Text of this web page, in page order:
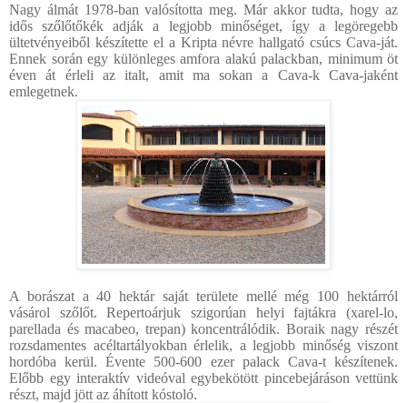
Nagy álmát 1978-ban valósította meg. Már akkor tudta, hogy az
idős szőlőtőkék adják a legjobb minőséget, így a legöregebb
ültetvényeiből készítette el a Kripta névre hallgató csúcs Cava-ját.
Ennek során egy különleges amfora alakú palackban, minimum öt
éven át érleli az italt, amit ma sokan a Cava-k Cava-jaként
emlegetnek.
A borászat a 40 hektár saját területe mellé még 100 hektárról
vásárol szőlőt. Repertoárjuk szigorúan helyi fajtákra (xarel-lo,
parellada és macabeo, trepan) koncentrálódik. Boraik nagy részét
rozsdamentes acéltartályokban érlelik, a legjobb minőség viszont
hordóba kerül. Évente 500-600 ezer palack Cava-t készítenek.
Előbb egy interaktív videóval egybekötött pincebejáráson vettünk
részt, majd jött az áhított kóstoló.